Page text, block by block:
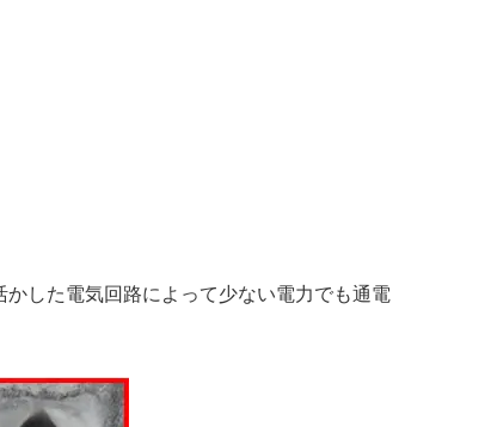
した電気回路によって少ない電力でも通電